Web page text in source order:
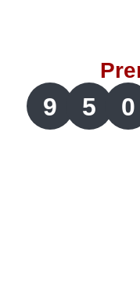
Lotería de
Lotería del
9 5 0